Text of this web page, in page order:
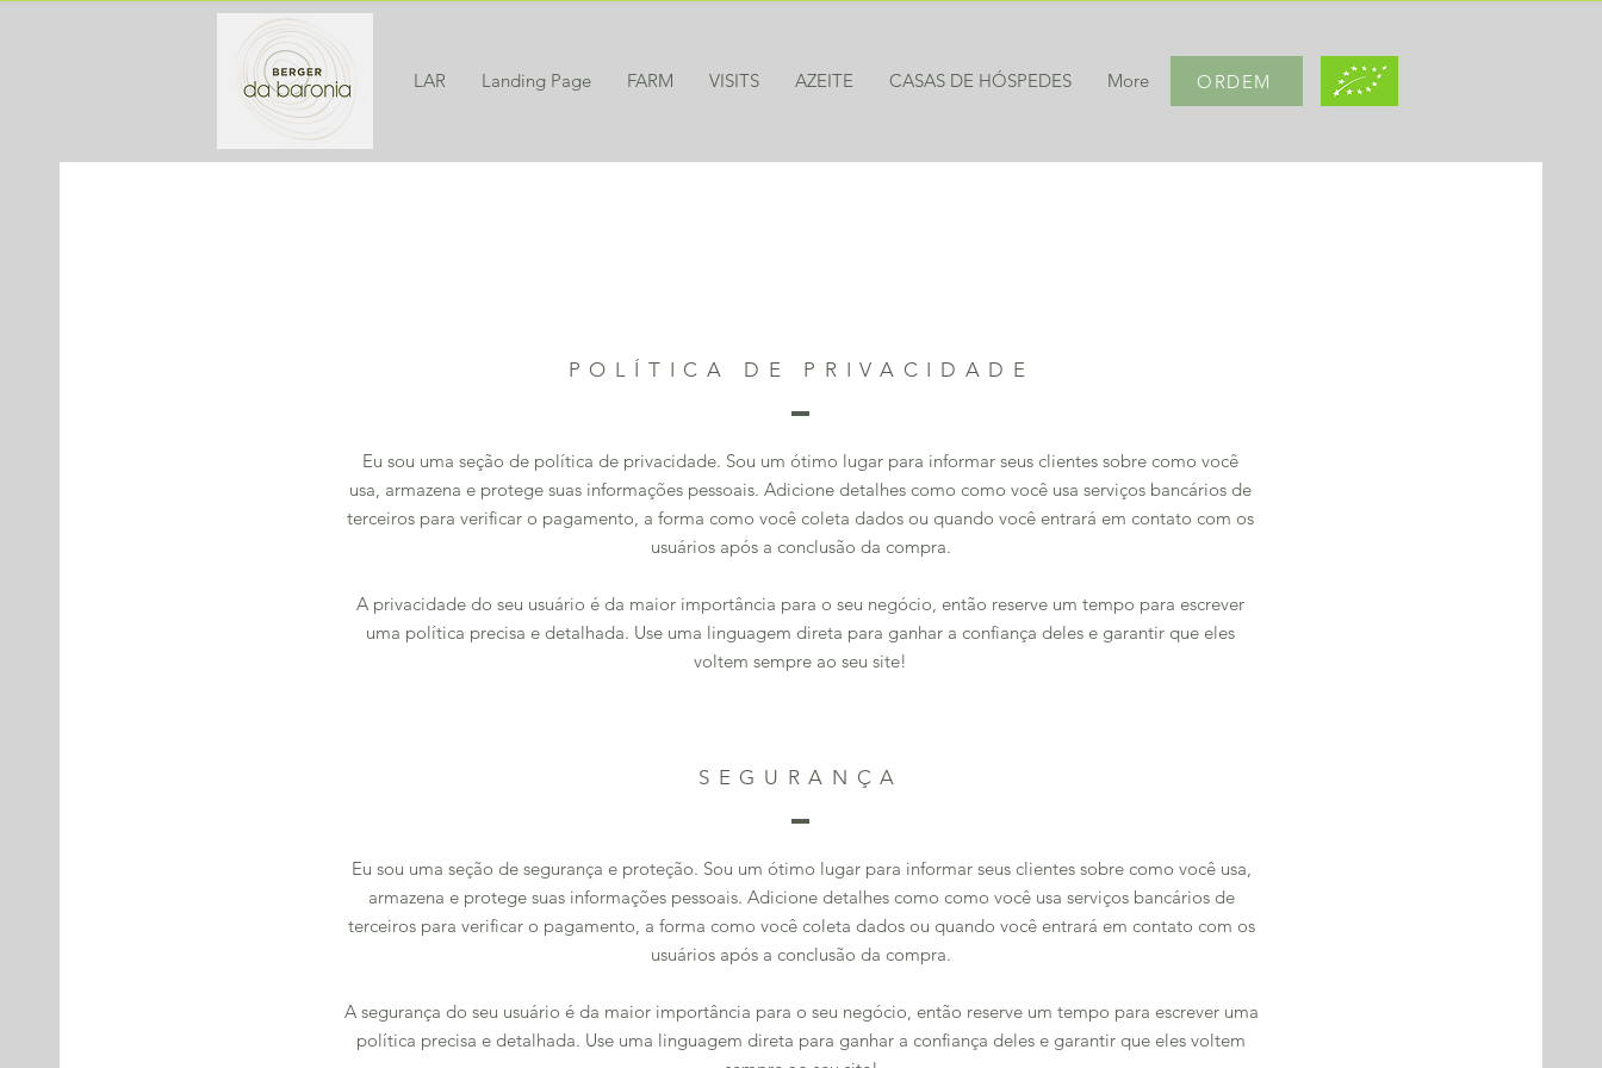
LAR Landing Page FARM VISITS AZEITE CASAS DE HÓSPEDES More ORDEM
POLÍTICA DE PRIVACIDADE
Eu sou uma seção de política de privacidade. Sou um ótimo lugar para informar seus clientes sobre como você
usa, armazena e protege suas informações pessoais. Adicione detalhes como como você usa serviços bancários de
terceiros para verificar o pagamento, a forma como você coleta dados ou quando você entrará em contato com os
usuários após a conclusão da compra.
A privacidade do seu usuário é da maior importância para o seu negócio, então reserve um tempo para escrever
uma política precisa e detalhada. Use uma linguagem direta para ganhar a confiança deles e garantir que eles
voltem sempre ao seu site!
SEGURANÇA
Eu sou uma seção de segurança e proteção. Sou um ótimo lugar para informar seus clientes sobre como você usa,
armazena e protege suas informações pessoais. Adicione detalhes como como você usa serviços bancários de
terceiros para verificar o pagamento, a forma como você coleta dados ou quando você entrará em contato com os
usuários após a conclusão da compra.
A segurança do seu usuário é da maior importância para o seu negócio, então reserve um tempo para escrever uma
política precisa e detalhada. Use uma linguagem direta para ganhar a confiança deles e garantir que eles voltem